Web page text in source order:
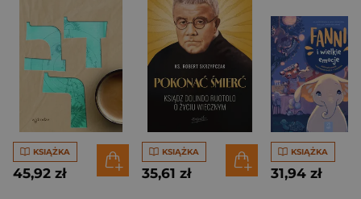
KSIĄŻKA
45,92 zł
KSIĄŻKA
35,61 zł
KSIĄŻKA
31,94 zł